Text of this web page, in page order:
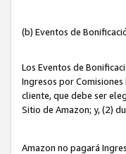
(b) Eventos de
Los Eventos de
Ingresos por Comisiones
cliente, que debe ser
Sitio de Amazon; y, (2)
Amazon no pagará